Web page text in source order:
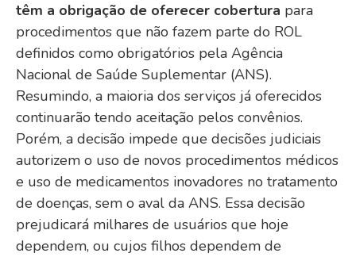
têm a obrigação de oferecer cobertura para
procedimentos que não fazem parte do ROL
definidos como obrigatórios pela Agência
Nacional de Saúde Suplementar (ANS).
Resumindo, a maioria dos serviços já oferecidos
continuarão tendo aceitação pelos convênios.
Porém, a decisão impede que decisões judiciais
autorizem o uso de novos procedimentos médicos
e uso de medicamentos inovadores no tratamento
de doenças, sem o aval da ANS. Essa decisão
prejudicará milhares de usuários que hoje
dependem, ou cujos filhos dependem de